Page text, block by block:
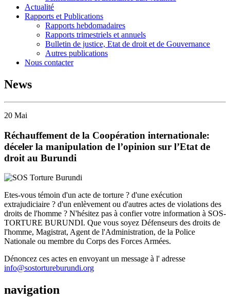
Actualité
Rapports et Publications
Rapports hebdomadaires
Rapports trimestriels et annuels
Bulletin de justice, Etat de droit et de Gouvernance
Autres publications
Nous contacter
News
20 Mai
Réchauffement de la Coopération internationale:
déceler la manipulation de l’opinion sur l’Etat de
droit au Burundi
Etes-vous témoin d'un acte de torture ? d'une exécution
extrajudiciaire ? d'un enlèvement ou d'autres actes de violations des
droits de l'homme ? N'hésitez pas à confier votre information à SOS-
TORTURE BURUNDI. Que vous soyez Défenseurs des droits de
l'homme, Magistrat, Agent de l'Administration, de la Police
Nationale ou membre du Corps des Forces Armées.
Dénoncez ces actes en envoyant un message à l' adresse
info@sostortureburundi.org
navigation